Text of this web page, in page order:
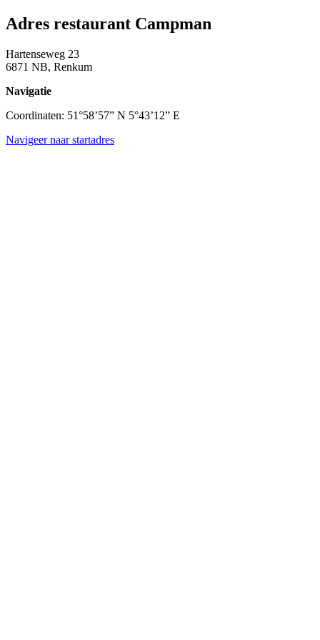
Adres restaurant Campman
Hartenseweg 23
6871 NB, Renkum
Navigatie
Coordinaten: 51°58’57” N 5°43’12” E
Navigeer naar startadres